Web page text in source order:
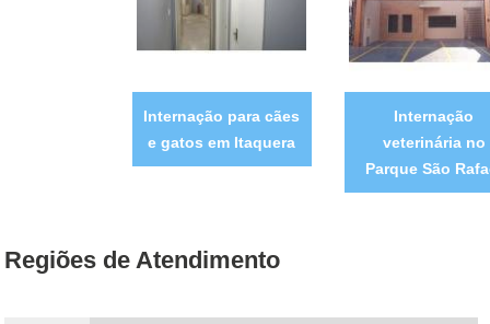
Internação para cães
e gatos em Itaquera
Internação
veterinária no
Parque São
Regiões de Atendimento